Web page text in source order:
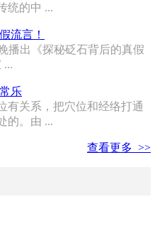
统的中 ...
流言！
播出《探秘砭石背后的真假
...
乐
有关系，把穴位和经络打通
的。由 ...
查看更多 >>